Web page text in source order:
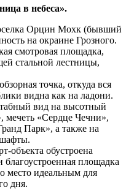
в небеса».
Орцин Мохк (бывший
на окраине Грозного.
смотровая площадка,
стальной лестницы,
точка, откуда вся
видна как на ладони.
вид на высотный
мечеть «Сердце Чечни»,
Парк», а также на
объекта обустроена
благоустроенная площадка
место идеальным для
дня.